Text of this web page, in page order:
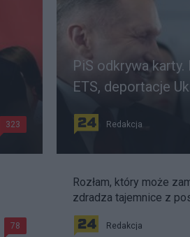
323
78
PiS odkrywa
ETS, deportacje
Redakcja
Rozłam, który może
zdradza tajemnice z
Redakcja